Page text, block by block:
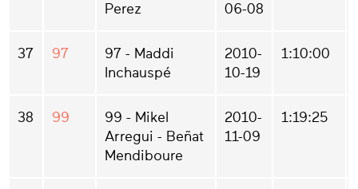
Perez
06-08
37 97
97 - Maddi
Inchauspé
2010-
10-19
1:10:00
38 99
99 - Mikel
Arregui - Beñat
Mendiboure
2010-
11-09
1:19:25